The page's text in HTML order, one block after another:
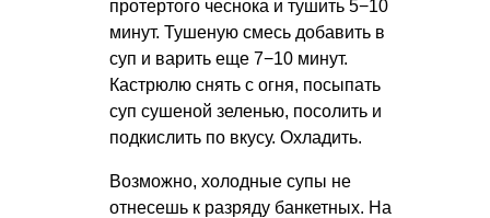
протертого чеснока и тушить 5−10
минут. Тушеную смесь добавить в
суп и варить еще 7−10 минут.
Кастрюлю снять с огня, посыпать
суп сушеной зеленью, посолить и
подкислить по вкусу. Охладить.
Возможно, холодные супы не
отнесешь к разряду банкетных. На